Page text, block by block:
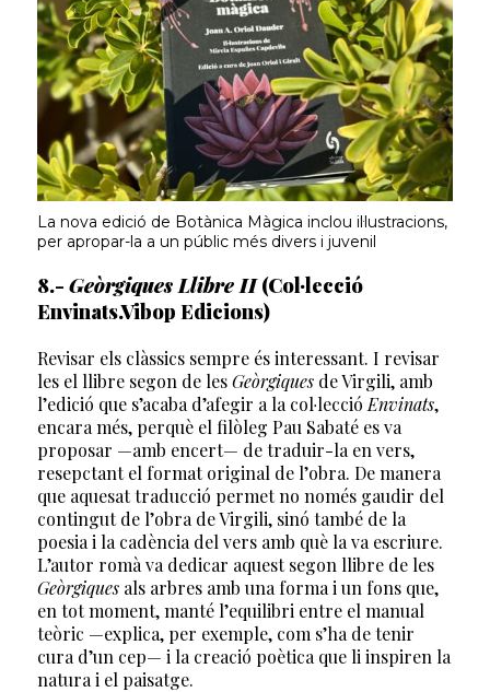
La nova edició de Botànica Màgica inclou il·lustracions,
per apropar-la a un públic més divers i juvenil
8.- Geòrgiques Llibre II(Col·lecció
Envinats.Vibop Edicions)
Revisar els clàssics sempre és interessant. I revisar
les el llibre segon de lesGeòrgiquesde Virgili, amb
l’edició que s’acaba d’afegir a la col·lecció Envinats,
encara més, perquè el filòleg Pau Sabaté es va
proposar —amb encert— de traduir-la en vers,
resepctant el format original de l’obra. De manera
que aquesat traducció permet no només gaudir del
contingut de l’obra de Virgili, sinó també de la
poesia i la cadència del vers amb què la va escriure.
L’autor romà va dedicar aquest segon llibre de les
Geòrgiquesals arbres amb una forma i un fons que,
en tot moment, manté l’equilibri entre el manual
teòric —explica, per exemple, com s’ha de tenir
cura d’un cep— i la creació poètica que li inspiren la
natura i el paisatge.